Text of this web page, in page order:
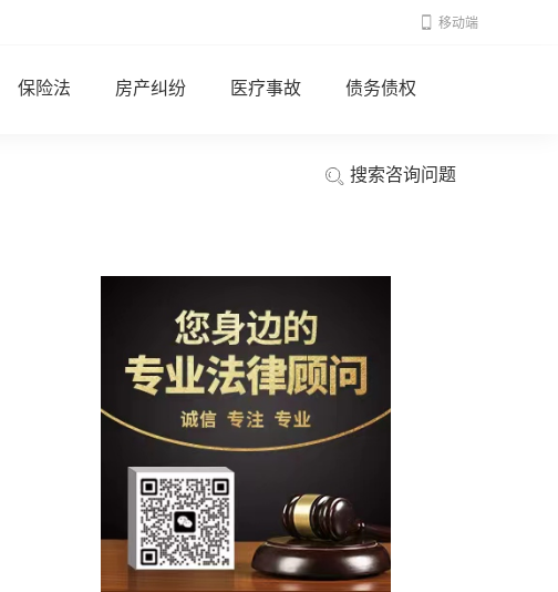
移动端
保险法 房产纠纷 医疗事故 债务债权
搜索咨询问题
2023-03-29 16:54:32
律师回答区